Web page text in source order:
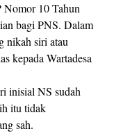
Nomor 10 Tahun
bagi PNS. Dalam
nikah siri atau
kepada Wartadesa
inisial NS sudah
itu tidak
sah.